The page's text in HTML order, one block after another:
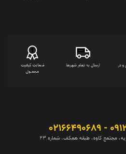
در
ارسال به تمام شهرها
ضمانت کیفیت
محصول
مجتمع کاوه، طبقه همکف، شماره 23